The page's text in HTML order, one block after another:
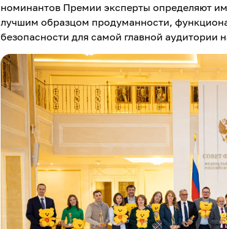
номинантов Премии эксперты определяют
лучшим образцом продуманности,
безопасности для самой главной аудитории